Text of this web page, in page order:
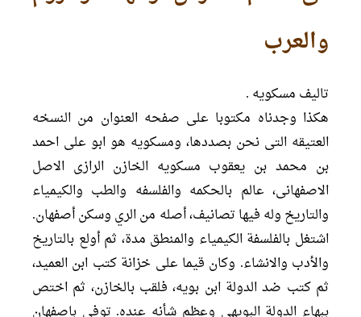
والعرب
تالیف مسکویه .
هکذا وجدناه مکتوبا علی صفحه العنوان من النسخه
العتیقه التی نحن بصددها، ومسکویه هو ابو علی احمد
بن محمد بن یعقوب مسکویه الخازن الرازی الاصل
الاصفهانی، عالم بالحکمه والفلسفه والطب والکیمیاء
والتاریخ وله فیها تصانیف، أصله من الري وسكن أصفهان.
اشتغل بالفلسفة الكيمياء والمنطق مدة، ثم أولع بالتاريخ
والأدب والانشاء. وكان قيما على خزانة كتب ابن العميد،
ثم كتب ضد الدولة ابن بويه، فلقب بالخازن، ثم اختص